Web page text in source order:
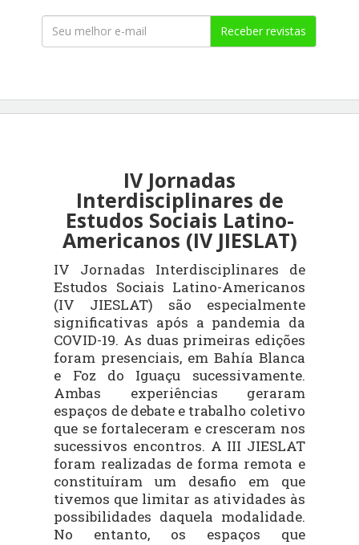
Receber revistas
IV Jornadas
Interdisciplinares de
Estudos Sociais Latino-
Americanos (IV JIESLAT)
IV Jornadas Interdisciplinares de
Estudos Sociais Latino-Americanos
(IV JIESLAT) são especialmente
significativas após a pandemia da
COVID-19. As duas primeiras edições
foram presenciais, em Bahía Blanca
e Foz do Iguaçu sucessivamente.
Ambas experiências geraram
espaços de debate e trabalho coletivo
que se fortaleceram e cresceram nos
sucessivos encontros. A III JIESLAT
foram realizadas de forma remota e
constituíram um desafio em que
tivemos que limitar as atividades às
possibilidades daquela modalidade.
No entanto, os espaços que